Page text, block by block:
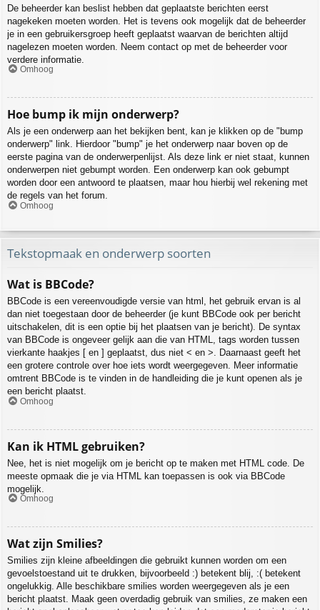
De beheerder kan beslist hebben dat geplaatste berichten eerst
nagekeken moeten worden. Het is tevens ook mogelijk dat de beheerder
je in een gebruikersgroep heeft geplaatst waarvan de berichten altijd
nagelezen moeten worden. Neem contact op met de beheerder voor
verdere informatie.
Omhoog
Hoe bump ik mijn onderwerp?
Als je een onderwerp aan het bekijken bent, kan je klikken op de "bump
onderwerp" link. Hierdoor "bump" je het onderwerp naar boven op de
eerste pagina van de onderwerpenlijst. Als deze link er niet staat, kunnen
onderwerpen niet gebumpt worden. Een onderwerp kan ook gebumpt
worden door een antwoord te plaatsen, maar hou hierbij wel rekening met
de regels van het forum.
Omhoog
Tekstopmaak en onderwerp soorten
Wat is BBCode?
BBCode is een vereenvoudigde versie van html, het gebruik ervan is al
dan niet toegestaan door de beheerder (je kunt BBCode ook per bericht
uitschakelen, dit is een optie bij het plaatsen van je bericht). De syntax
van BBCode is ongeveer gelijk aan die van HTML, tags worden tussen
vierkante haakjes [ en ] geplaatst, dus niet < en >. Daarnaast geeft het
een grotere controle over hoe iets wordt weergegeven. Meer informatie
omtrent BBCode is te vinden in de handleiding die je kunt openen als je
een bericht plaatst.
Omhoog
Kan ik HTML gebruiken?
Nee, het is niet mogelijk om je bericht op te maken met HTML code. De
meeste opmaak die je via HTML kan toepassen is ook via BBCode
mogelijk.
Omhoog
Wat zijn Smilies?
Smilies zijn kleine afbeeldingen die gebruikt kunnen worden om een
gevoelstoestand uit te drukken, bijvoorbeeld :) betekent blij, :( betekent
ongelukkig. Alle beschikbare smilies worden weergegeven als je een
bericht plaatst. Maak geen overdadig gebruik van smilies, ze maken een